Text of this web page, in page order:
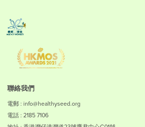
聯絡我們
電郵 : info@healthyseed.org
電話 : 2185 7106